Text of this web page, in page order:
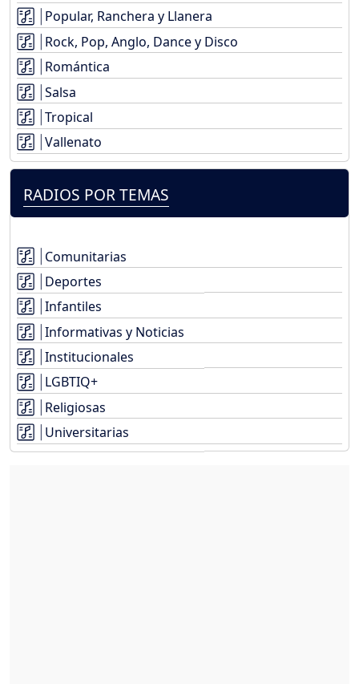
Popular, Ranchera y Llanera
Rock, Pop, Anglo, Dance y Disco
Romántica
Salsa
Tropical
Vallenato
RADIOS POR TEMAS
Comunitarias
Deportes
Infantiles
Informativas y Noticias
Institucionales
LGBTIQ+
Religiosas
Universitarias